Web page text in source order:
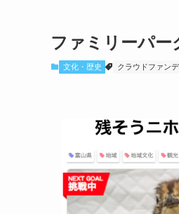
ファミリーパー
文化・歴史 クラウドファン